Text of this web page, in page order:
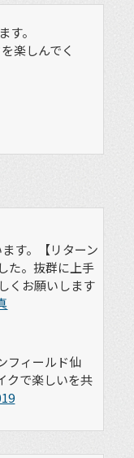
す。
楽しんでく
す。【リターン
た。抜群に上手
くお願いします
フィールド仙
クで楽しいを共